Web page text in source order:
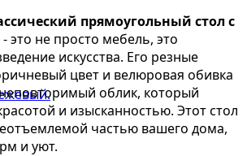
прямоугольный стол с
- это не просто мебель, это
искусства. Его резные
цвет и велюровая обивка
облик, который
и изысканностью. Этот стол
частью вашего дома,
и уют.